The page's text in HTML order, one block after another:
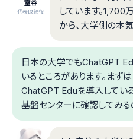
室谷
代表取締役
しています。1,700
から、大学側の本
日本の大学でもChatGPT
いるところがあります。まず
ChatGPT Eduを導入してい
基盤センターに確認してみる